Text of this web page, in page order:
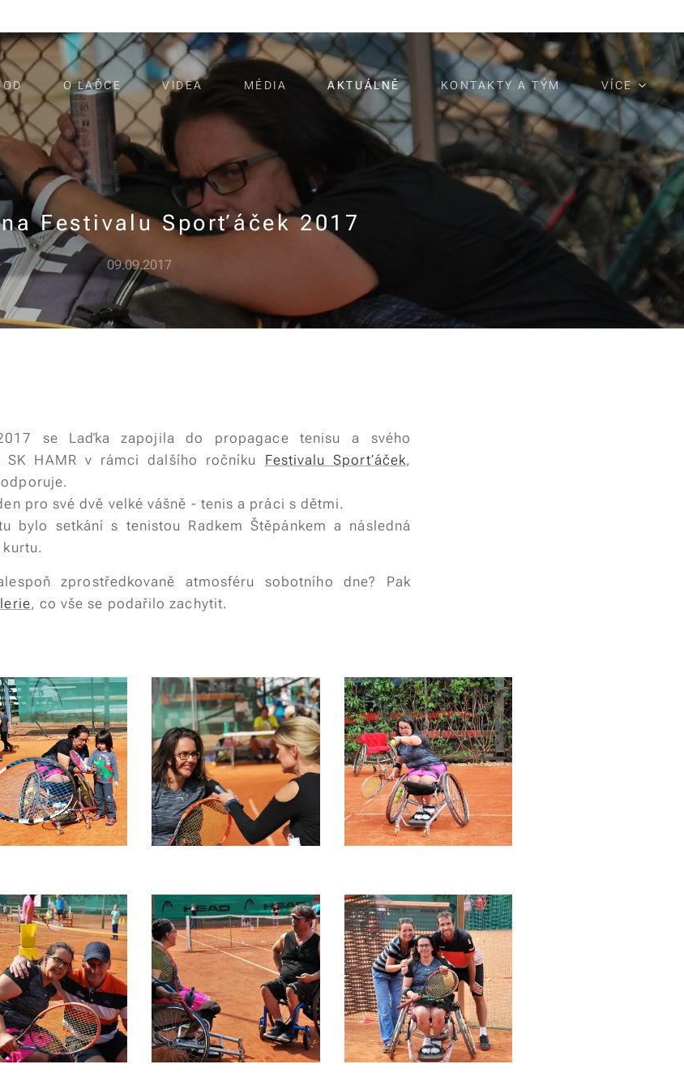
O LAĎCE VIDEA MÉDIA AKTUÁLNĚ KONTAKTY A TÝM VÍCE
Festivalu Sporťáček 2017
09.09.2017
se Laďka zapojila do propagace tenisu a svého
SK HAMR v rámci dalšího ročníku Festivalu Sporťáček,
pro své dvě velké vášně - tenis a práci s dětmi.
bylo setkání s tenistou Radkem Štěpánkem a následná
zprostředkovaně atmosféru sobotního dne? Pak
, co vše se podařilo zachytit.